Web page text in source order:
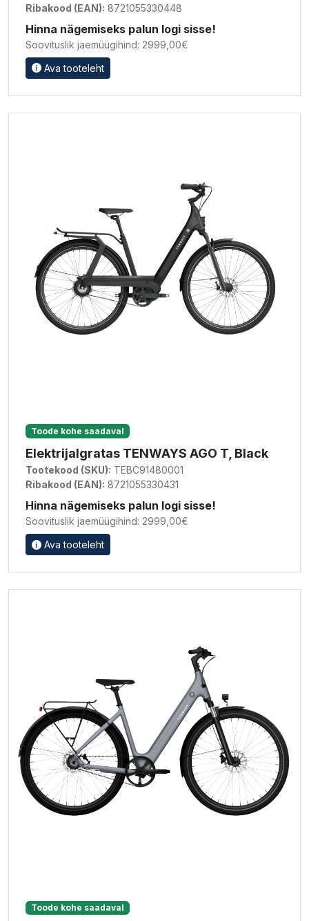
Ribakood (EAN): 8721055330448
Hinna nägemiseks palun logi sisse!
Soovituslik jaemüügihind: 2999,00€
Ava tooteleht
Toode kohe saadaval
Elektrijalgratas TENWAYS AGO T, Black
Tootekood (SKU): TEBC91480001
Ribakood (EAN): 8721055330431
Hinna nägemiseks palun logi sisse!
Soovituslik jaemüügihind: 2999,00€
Ava tooteleht
Toode kohe saadaval